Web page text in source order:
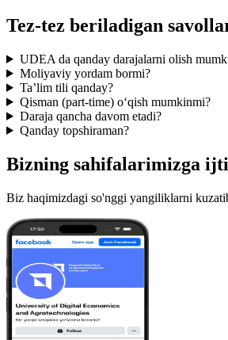
Tez-tez beriladigan
UDEA da qanday darajalarni olish
Moliyaviy yordam bormi?
Ta’lim tili qanday?
Qisman (part-time) o‘qish mumkinmi?
Daraja qancha davom etadi?
Qanday topshiraman?
Bizning sahifalarimizga
Biz haqimizdagi so'nggi yangiliklarni